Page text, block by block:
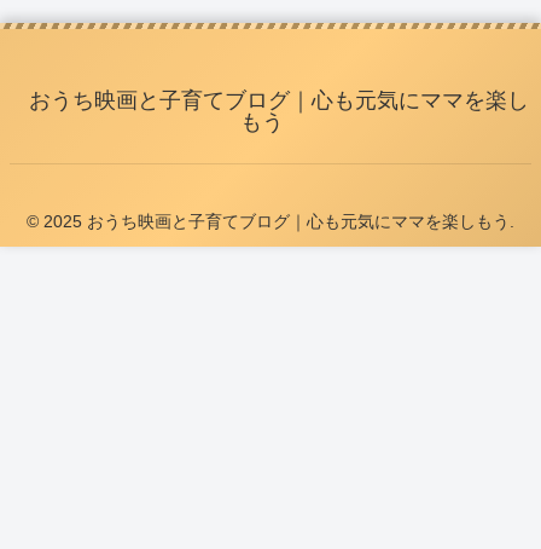
おうち映画と子育てブログ｜心も元気にママを楽し
もう
© 2025 おうち映画と子育てブログ｜心も元気にママを楽しもう.